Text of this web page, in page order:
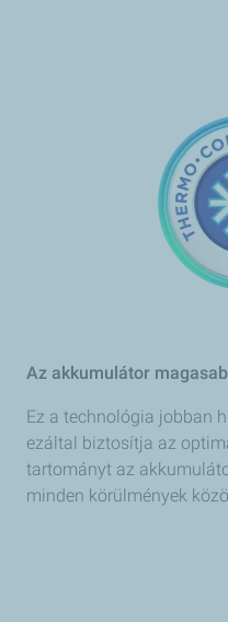
Az akkumulátor
Ez a technológia jobban
ezáltal biztosítja az
tartományt az
minden körülmények